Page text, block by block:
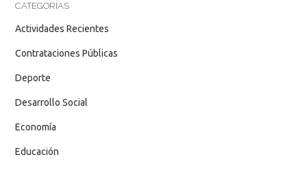
CATEGORÍAS
Actividades Recientes
Contrataciones Públicas
Deporte
Desarrollo Social
Economía
Educación